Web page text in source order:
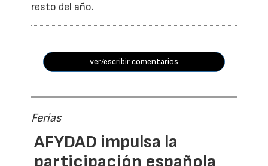
resto del año.
ver/escribir comentarios
Ferias
AFYDAD impulsa la